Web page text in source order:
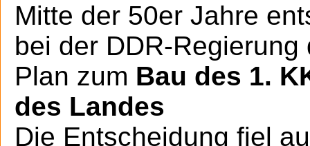
Mitte der 50er Jahre
bei der DDR-Regierung
Plan zum Bau des 1.
des Landes
Die Entscheidung fiel